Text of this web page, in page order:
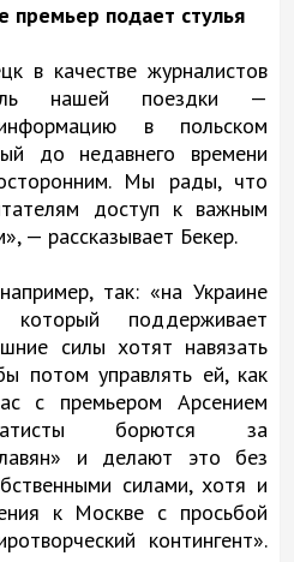
премьер подает стулья
в качестве журналистов
нашей поездки —
в польском
до недавнего времени
Мы рады, что
доступ к важным
— рассказывает Бекер.
так: «на Украине
который поддерживает
силы хотят навязать
потом управлять ей, как
с премьером Арсением
борются за
и делают это без
силами, хотя и
к Москве с просьбой
контингент».